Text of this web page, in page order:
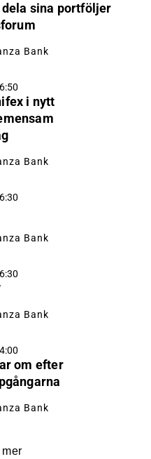
sina portföljer
Bank
i nytt
Bank
Bank
Bank
om efter
Bank
mer